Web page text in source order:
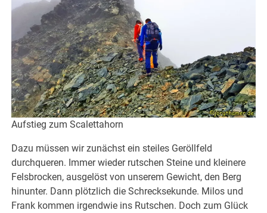
Aufstieg zum Scalettahorn
Dazu müssen wir zunächst ein steiles Geröllfeld
durchqueren. Immer wieder rutschen Steine und kleinere
Felsbrocken, ausgelöst von unserem Gewicht, den Berg
hinunter. Dann plötzlich die Schrecksekunde. Milos und
Frank kommen irgendwie ins Rutschen. Doch zum Glück